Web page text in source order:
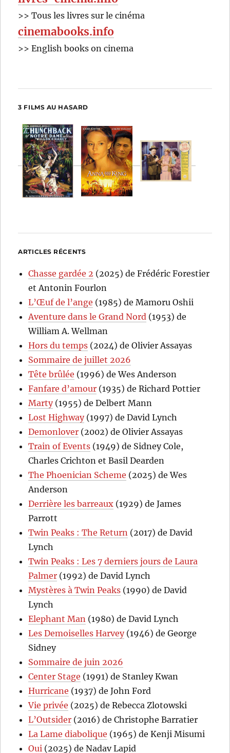
>> Tous les livres sur le cinéma
cinemabooks.info
>> English books on cinema
3 FILMS AU HASARD
ARTICLES RÉCENTS
Chasse gardée 2 (2025) de Frédéric Forestier
et Antonin Fourlon
L’Œuf de l’ange (1985) de Mamoru Oshii
Aventure dans le Grand Nord (1953) de
William A. Wellman
Hors du temps (2024) de Olivier Assayas
Sommaire de juillet 2026
Tête brûlée (1996) de Wes Anderson
Fanfare d’amour (1935) de Richard Pottier
Marty(1955) de Delbert Mann
Lost Highway(1997) de David Lynch
Demonlover (2002) de Olivier Assayas
Train of Events (1949) de Sidney Cole,
Charles Crichton et Basil Dearden
The Phoenician Scheme (2025) de Wes
Anderson
Derrière les barreaux (1929) de James
Parrott
Twin Peaks : The Return (2017) de David
Lynch
Twin Peaks : Les 7 derniers jours de Laura
Palmer (1992) de David Lynch
Mystères à Twin Peaks (1990) de David
Lynch
Elephant Man (1980) de David Lynch
Les Demoiselles Harvey(1946) de George
Sidney
Sommaire de juin 2026
Center Stage (1991) de Stanley Kwan
Hurricane (1937) de John Ford
Vie privée (2025) de Rebecca Zlotowski
L’Outsider (2016) de Christophe Barratier
La Lame diabolique (1965) de Kenji Misumi
Oui (2025) de Nadav Lapid